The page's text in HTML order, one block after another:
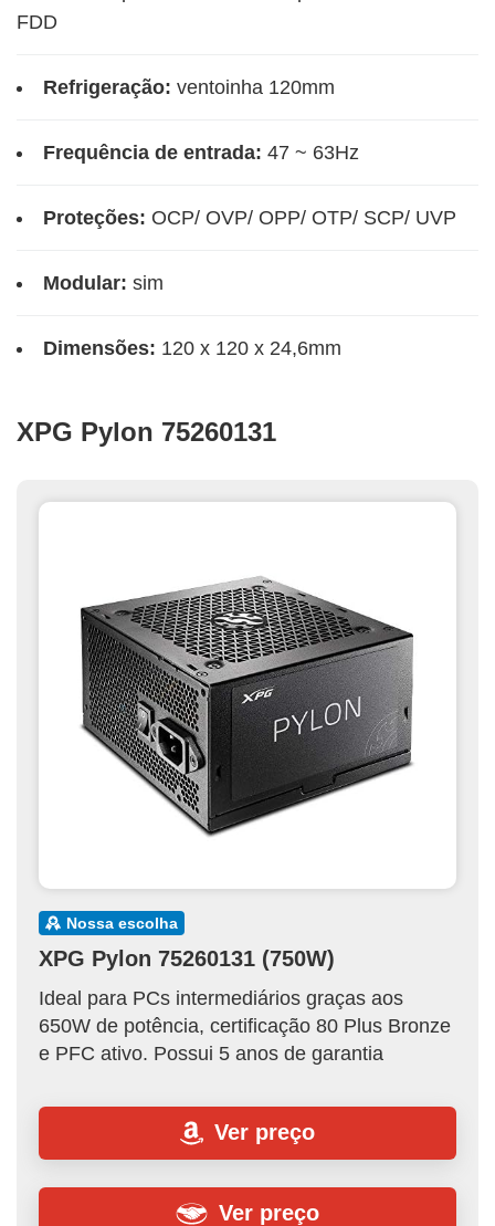
FDD
Refrigeração: ventoinha 120mm
Frequência de entrada: 47 ~ 63Hz
Proteções: OCP/ OVP/ OPP/ OTP/ SCP/ UVP
Modular: sim
Dimensões: 120 x 120 x 24,6mm
XPG Pylon 75260131
nossa escolha
XPG Pylon 75260131 (750W)
Ideal para PCs intermediários graças aos
650W de potência, certificação 80 Plus Bronze
e PFC ativo. Possui 5 anos de garantia
Ver preço
Ver preço